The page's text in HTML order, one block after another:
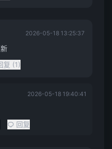
2026-05-18 13:25:37
复 (1)
2026-05-18 19:40:41
回复